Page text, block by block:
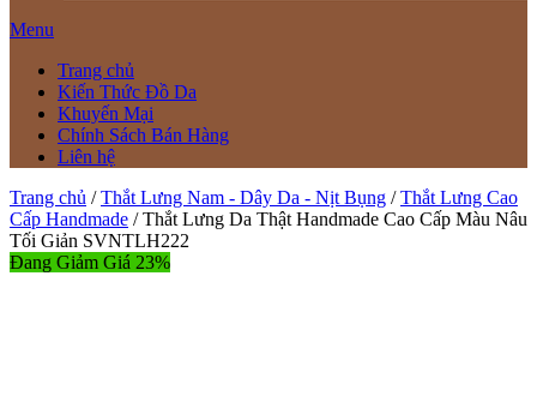
Menu
Trang chủ
Kiến Thức Đồ Da
Khuyến Mại
Chính Sách Bán Hàng
Liên hệ
Trang chủ /Thắt Lưng Nam - Dây Da - Nịt Bụng /Thắt Lưng Cao
Cấp Handmade / Thắt Lưng Da Thật Handmade Cao Cấp Màu Nâu
Tối Giản SVNTLH222
Đang Giảm Giá 23%